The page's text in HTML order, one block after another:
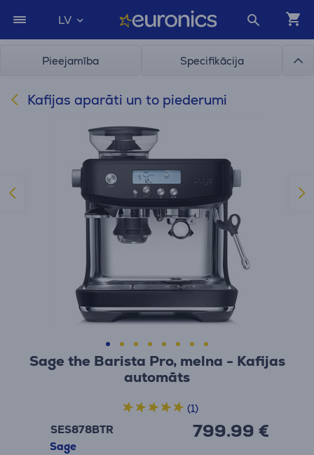
LV
Pieejamība Specifikācija
Kafijas aparāti un to piederumi
Sage the Barista Pro, melna - Kafijas
automāts
SES878BTR
Sage
799.99 €
(1)